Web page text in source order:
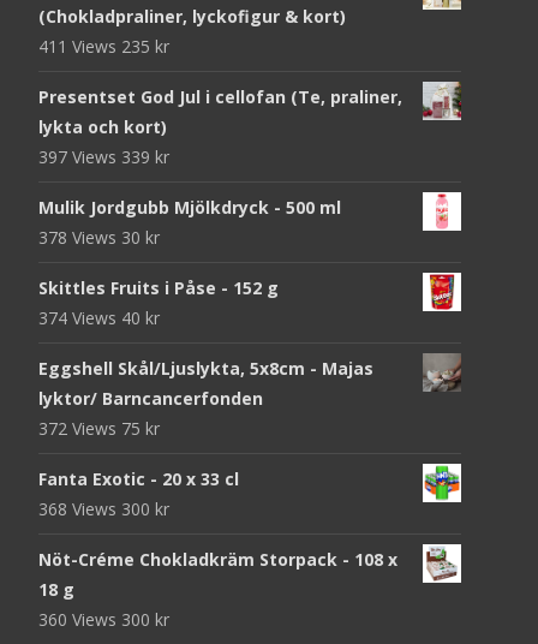
(Chokladpraliner, lyckofigur & kort)
411 Views 235 kr
Presentset God Jul i cellofan (Te, praliner,
lykta och kort)
397 Views 339 kr
Mulik Jordgubb Mjölkdryck - 500 ml
378 Views 30 kr
Skittles Fruits i Påse - 152 g
374 Views 40 kr
Eggshell Skål/Ljuslykta, 5x8cm - Majas
lyktor/ Barncancerfonden
372 Views 75 kr
Fanta Exotic - 20 x 33 cl
368 Views 300 kr
Nöt-Créme Chokladkräm Storpack - 108 x
18 g
360 Views 300 kr